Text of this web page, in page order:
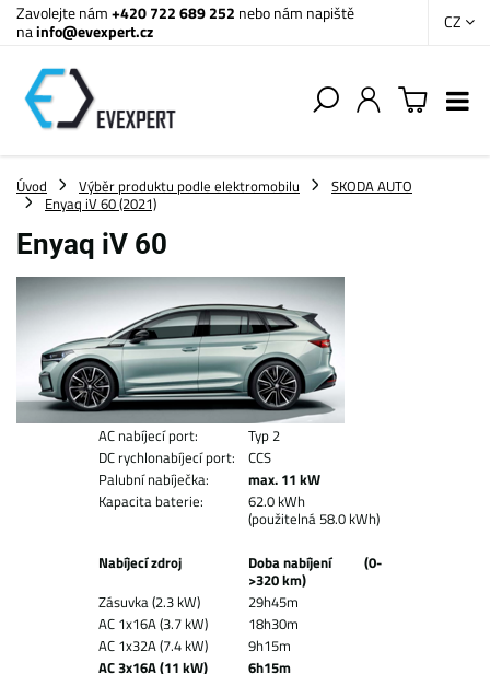
Zavolejte nám+420 722 689 252 nebo nám napiště
nainfo@evexpert.cz CZ
Úvod Výběr produktu podle elektromobilu
SKODA AUTO
Enyaq iV 60 (2021)
Enyaq iV 60
AC nabíjecí port:
Typ 2
DC rychlonabíjecí port:
CCS
Palubní nabíječka:
max. 11 kW
Kapacita baterie:
62.0 kWh
(použitelná 58.0 kWh)
Nabíjecí zdroj
Doba nabíjení (0-
>320 km)
Zásuvka (2.3 kW)
29h45m
AC 1x16A (3.7 kW)
18h30m
AC 1x32A (7.4 kW)
9h15m
AC 3x16A (11 kW)
6h15m